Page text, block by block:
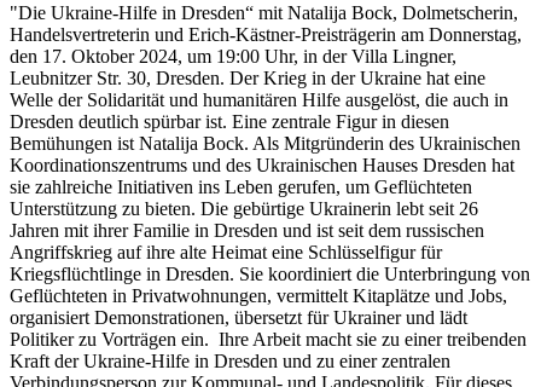
"Die Ukraine-Hilfe in Dresden“ mit Natalija Bock, Dolmetscherin,
Handelsvertreterin und Erich-Kästner-Preisträgerin am Donnerstag,
den 17. Oktober 2024, um 19:00 Uhr, in der Villa Lingner,
Leubnitzer Str. 30, Dresden. Der Krieg in der Ukraine hat eine
Welle der Solidarität und humanitären Hilfe ausgelöst, die auch in
Dresden deutlich spürbar ist. Eine zentrale Figur in diesen
Bemühungen ist Natalija Bock. Als Mitgründerin des Ukrainischen
Koordinationszentrums und des Ukrainischen Hauses Dresden hat
sie zahlreiche Initiativen ins Leben gerufen, um Geflüchteten
Unterstützung zu bieten. Die gebürtige Ukrainerin lebt seit 26
Jahren mit ihrer Familie in Dresden und ist seit dem russischen
Angriffskrieg auf ihre alte Heimat eine Schlüsselfigur für
Kriegsflüchtlinge in Dresden. Sie koordiniert die Unterbringung von
Geflüchteten in Privatwohnungen, vermittelt Kitaplätze und Jobs,
organisiert Demonstrationen, übersetzt für Ukrainer und lädt
Politiker zu Vorträgen ein. Ihre Arbeit macht sie zu einer treibenden
Kraft der Ukraine-Hilfe in Dresden und zu einer zentralen
Verbindungsperson zur Kommunal- und Landespolitik. Für dieses